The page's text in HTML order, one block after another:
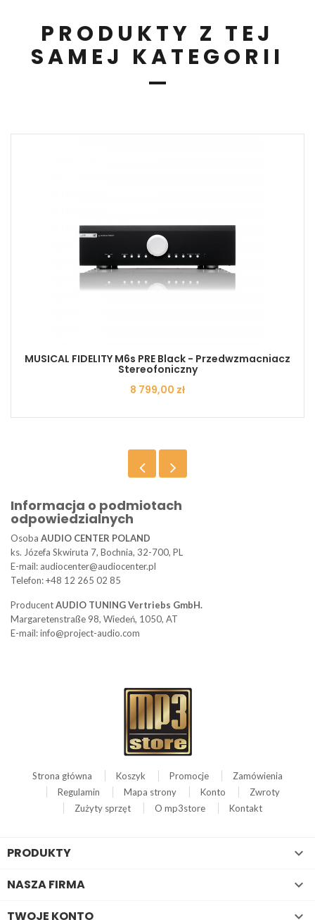
PRODUKTY Z TEJ
SAMEJ KATEGORII
MUSICAL FIDELITY M6s PRE Black - Przedwzmacniacz
Stereofoniczny
Cena
8 799,00 zł
Informacja o podmiotach
odpowiedzialnych
Osoba AUDIO CENTER POLAND
ks. Józefa Skwiruta 7, Bochnia, 32-700, PL
E-mail: audiocenter@audiocenter.pl
Telefon: +48 12 265 02 85
ProducentAUDIO TUNING Vertriebs GmbH.
Margaretenstraße 98, Wiedeń, 1050, AT
E-mail: info@project-audio.com
Strona główna Koszyk Promocje
Zamówienia
Regulamin
Mapa strony Konto
Zwroty
Zużyty sprzęt
O mp3store Kontakt
PRODUKTY 
NASZA FIRMA 
TWOJE KONTO 